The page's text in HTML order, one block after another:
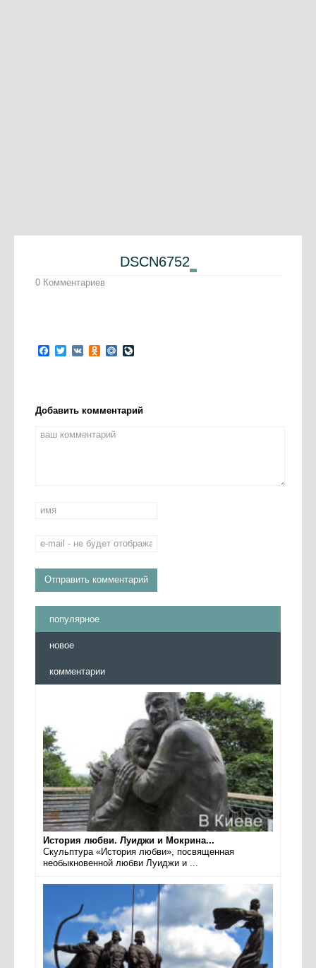
DSCN6752
0 Комментариев
Facebook
Twitter
VK Odnoklassniki
Mail.Ru
Добавить комментарий
популярное
новое
комментарии
История любви. Луиджи и Мокрина...
Скульптура «История любви», посвященная
необыкновенной любви Луиджи и ...